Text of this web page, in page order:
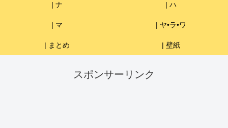
| ナ | ハ
| マ | ヤ•ラ•ワ
| まとめ | 壁紙
スポンサーリンク